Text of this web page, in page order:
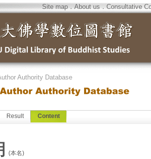
Site map．About us．Consultative
Authority Database
Result Content
(本名)